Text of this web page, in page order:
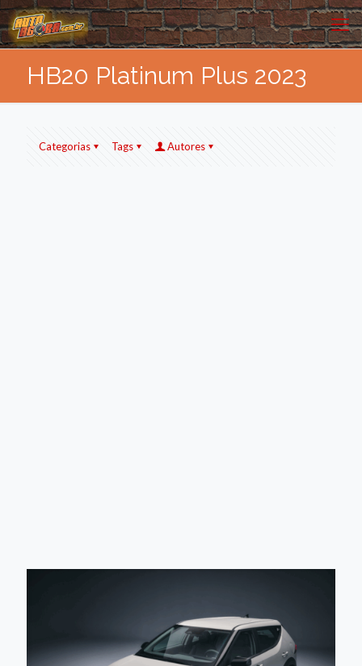
HB20 Platinum Plus 2023
Categorias Tags Autores